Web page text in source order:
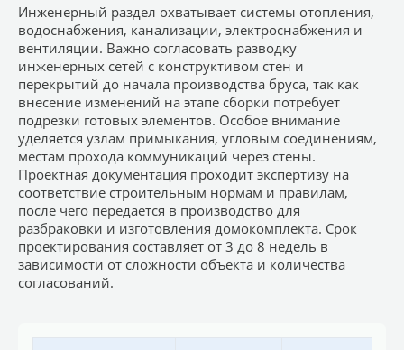
Инженерный раздел охватывает системы отопления,
водоснабжения, канализации, электроснабжения и
вентиляции. Важно согласовать разводку
инженерных сетей с конструктивом стен и
перекрытий до начала производства бруса, так как
внесение изменений на этапе сборки потребует
подрезки готовых элементов. Особое внимание
уделяется узлам примыкания, угловым соединениям,
местам прохода коммуникаций через стены.
Проектная документация проходит экспертизу на
соответствие строительным нормам и правилам,
после чего передаётся в производство для
разбраковки и изготовления домокомплекта. Срок
проектирования составляет от 3 до 8 недель в
зависимости от сложности объекта и количества
согласований.